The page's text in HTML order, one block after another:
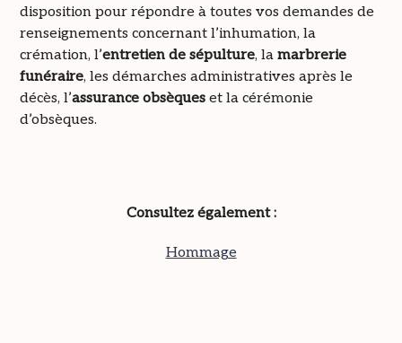
disposition pour répondre à toutes vos demandes de
renseignements concernant l’inhumation, la
crémation, l’entretien de sépulture, lamarbrerie
funéraire, les démarches administratives après le
décès, l’assurance obsèques et la cérémonie
d’obsèques.
Consultez également :
Hommage